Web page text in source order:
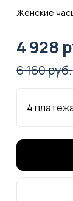
Женские
4 928
6 160 руб.
4